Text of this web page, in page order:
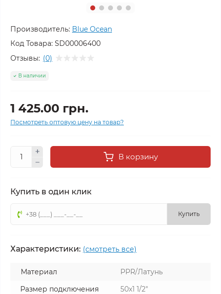
Производитель: Blue Ocean
Код Товара: SD00006400
Отзывы: (0)
В наличии
1 425.00 грн.
Посмотреть оптовую цену на товар?
В корзину
Купить в один клик
Купить
Характеристики: (смотреть все)
Материал
PPR/Латунь
Размер подключения
50x1 1/2"